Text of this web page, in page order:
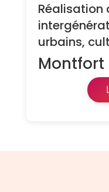
Réalisation
urbains,
Montfort